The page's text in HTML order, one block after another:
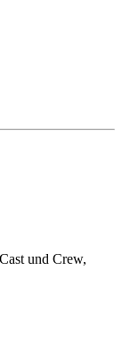
und Crew,